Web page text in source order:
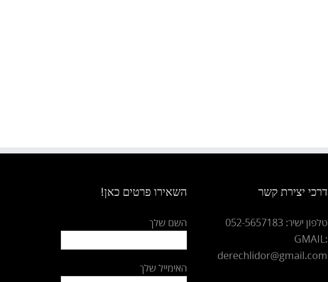
דרכי יצירת קשר
טלפון ישיר: 052-5657183
GMAIL:
derechlidor@gmail.com
השאירו פרטים כאן!
השם שלך
האימייל שלך